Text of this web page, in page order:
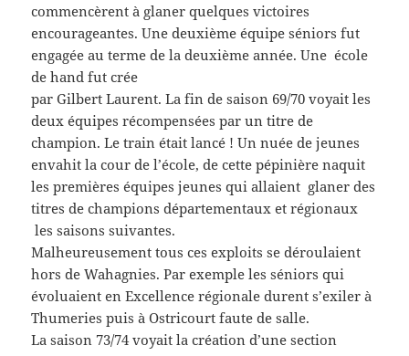
commencèrent à glaner quelques victoires
encourageantes. Une deuxième équipe séniors fut
engagée au terme de la deuxième année. Une école
de hand fut crée
par Gilbert Laurent. La fin de saison 69/70 voyait les
deux équipes récompensées par un titre de
champion. Le train était lancé ! Un nuée de jeunes
envahit la cour de l’école, de cette pépinière naquit
les premières équipes jeunes qui allaient glaner des
titres de champions départementaux et régionaux
les saisons suivantes.
Malheureusement tous ces exploits se déroulaient
hors de Wahagnies. Par exemple les séniors qui
évoluaient en Excellence régionale durent s’exiler à
Thumeries puis à Ostricourt faute de salle.
La saison 73/74 voyait la création d’une section